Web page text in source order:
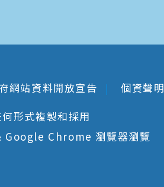
網站資料開放宣告 個資聲明
形式複製和採用
Google Chrome 瀏覽器瀏覽